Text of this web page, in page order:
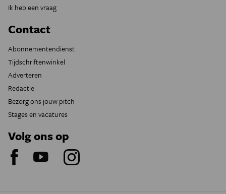
Ik heb een vraag
Contact
Abonnementendienst
Tijdschriftenwinkel
Adverteren
Redactie
Bezorg ons jouw pitch
Stages en vacatures
Volg ons op